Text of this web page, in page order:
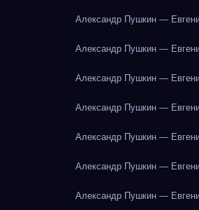
Александр Пушкин —
Александр Пушкин —
Александр Пушкин —
Александр Пушкин —
Александр Пушкин —
Александр Пушкин —
Александр Пушкин —